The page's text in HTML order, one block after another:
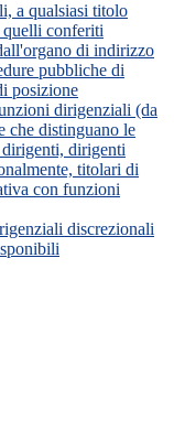
a qualsiasi titolo
conferiti
di indirizzo
pubbliche di
posizione
dirigenziali (da
che distinguano le
dirigenti
titolari di
con funzioni
discrezionali